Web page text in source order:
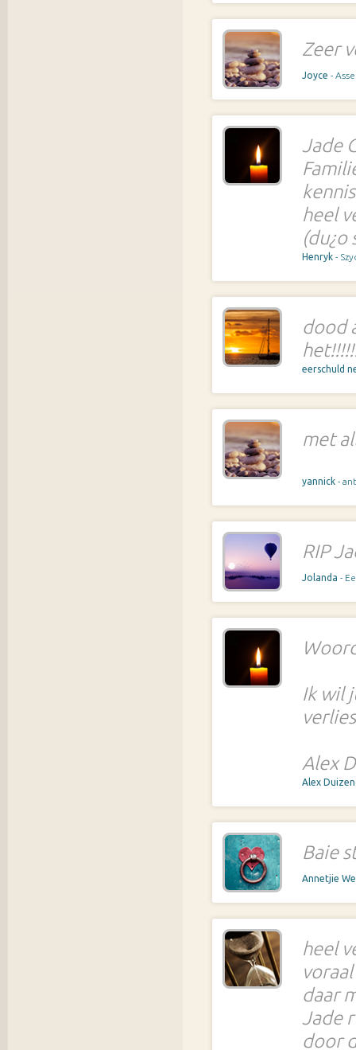
Zeer
Joyce -
Jade
heel
(du¿o
Henryk -
dood
eerschuld
met
yannick -
RIP
Jolanda -
Ik wil
Alex
Alex
Baie
Annetjie
heel
daar
Jade
door